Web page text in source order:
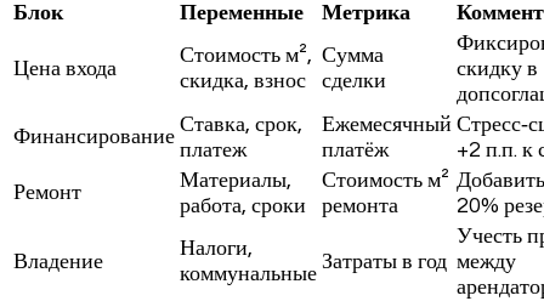
Блок Переменные Метрика
Цена входа
Стоимость м²,
скидка, взнос
Сумма
сделки
скидку в
Финансирование
Ставка, срок,
платеж
Ежемесячный
платёж
+2 п.п. к
Ремонт
Материалы,
работа, сроки
Стоимость м²
ремонта
20%
Владение
Налоги,
коммунальные
Затраты в год
Учесть
между